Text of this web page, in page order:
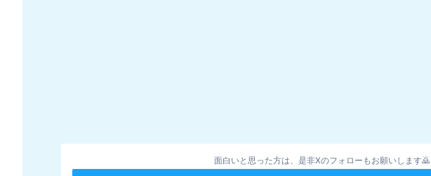
面白いと思った方は、是非Xのフォローもお願いします🙇